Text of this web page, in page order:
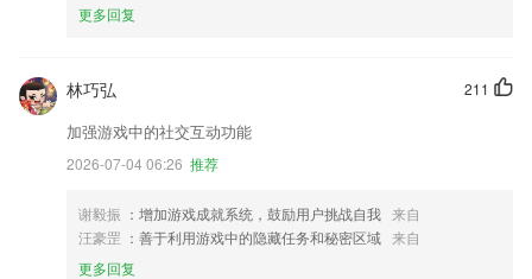
更多回复
211
林巧弘
加强游戏中的社交互动功能
2026-07-04 06:26 推荐
谢毅振 ：增加游戏成就系统，鼓励用户挑战自我 来自
汪豪罡 ：善于利用游戏中的隐藏任务和秘密区域 来自
更多回复